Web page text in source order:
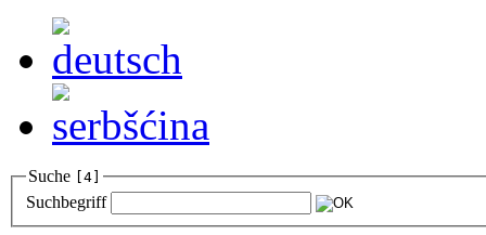
Suche [4]
Suchbegriff